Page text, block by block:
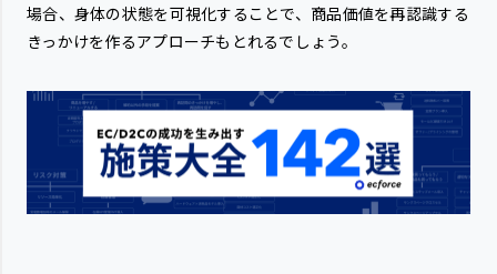
場合、身体の状態を可視化することで、商品価値を再認識する
きっかけを作るアプローチもとれるでしょう。